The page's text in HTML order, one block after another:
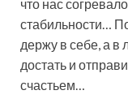
что нас
стабильности…
держу в себе, а в
достать и
счастьем…